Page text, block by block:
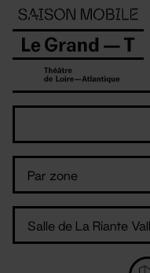
Panneau de gestion des